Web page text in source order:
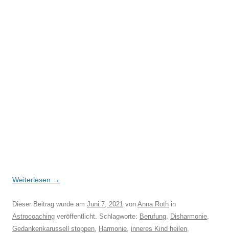
Weiterlesen →
Dieser Beitrag wurde am Juni 7, 2021 von Anna Roth in
Astrocoaching veröffentlicht. Schlagworte: Berufung, Disharmonie,
Gedankenkarussell stoppen, Harmonie, inneres Kind heilen,